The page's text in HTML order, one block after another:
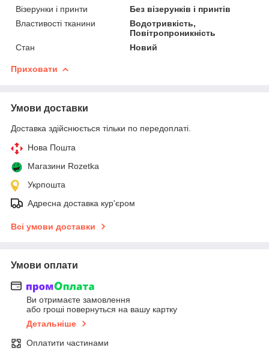
Візерунки і принти
Без візерунків і принтів
Властивості тканини
Водотривкість,
Повітропроникність
Стан
Новий
Приховати
Умови доставки
Доставка здійснюється тільки по передоплаті.
Нова Пошта
Магазини Rozetka
Укрпошта
Адресна доставка кур'єром
Всі умови доставки
Умови оплати
Ви отримаєте замовлення
або гроші повернуться на вашу картку
Детальніше
Оплатити частинами